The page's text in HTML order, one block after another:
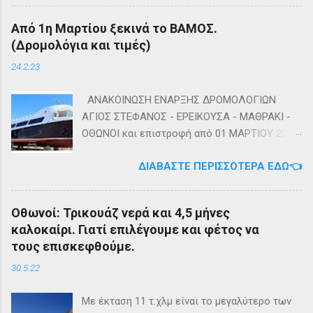
Από 1η Μαρτίου ξεκινά το ΒΑΜΟΣ.
(Δρομολόγια και τιμές)
24.2.23
ΑΝΑΚΟΙΝΩΣΗ ΕΝΑΡΞΗΣ ΔΡΟΜΟΛΟΓΙΩΝ
ΑΓΙΟΣ ΣΤΕΦΑΝΟΣ - ΕΡΕΙΚΟΥΣΑ - ΜΑΘΡΑΚΙ -
ΟΘΩΝΟΙ και επιστροφή από 01 ΜΑΡΤΙΟΥ 2023
της εταιρίας μας, ΕΓ-ΔΡ ΒΑΜΟΣ, αναμένεται
και επιστροφή με 3 δρομολόγια την εβδομάδα
από 01/03/2023 Πηγή: chania-lines.com
ΔΙΑΒΆΣΤΕ ΠΕΡΙΣΣΌΤΕΡΑ ΕΔΏ👈
Οθωνοί: Τρικουάζ νερά και 4,5 μήνες
καλοκαίρι. Γιατί επιλέγουμε και φέτος να
τους επισκεφθούμε.
30.5.22
Με έκταση 11 τ.χλμ είναι το μεγαλύτερο των